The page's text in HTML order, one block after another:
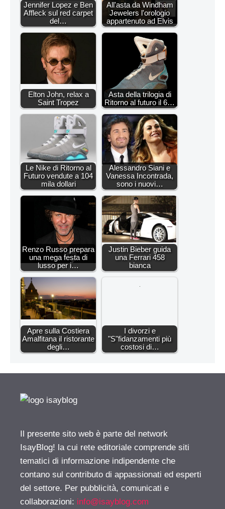
Jennifer Lopez e Ben
Affleck sul red carpet
del…
All'asta da Windham
Jewelers l'orologio
appartenuto ad Elvis
Elton John, relax a
Saint Tropez
Asta della trilogia di
Ritorno al futuro il 6…
Le Nike di Ritorno al
Futuro vendute a 104
mila dollari
Alessandro Siani e
Vanessa Incontrada,
sono i nuovi…
Renzo Russo prepara
una mega festa di
lusso per i…
Justin Bieber guida
una Ferrari 458
bianca
Apre sulla Costiera
Amalfitana il ristorante
degli…
I divorzi e
"S"fidanzamenti più
costosi di…
Il presente sito web è parte del network
IsayBlog! la cui rete editoriale comprende siti
tematici di informazione indipendente che
contano sul contributo di appassionati ed esperti
del settore. Per pubblicità, comunicati e
collaborazioni: info@isayblog.com